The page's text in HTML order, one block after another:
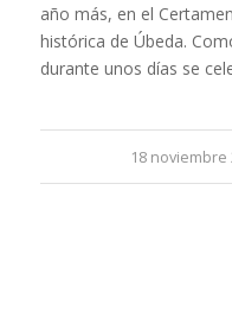
año más, en el
histórica de Úbeda.
durante unos días se
18 noviembre
/